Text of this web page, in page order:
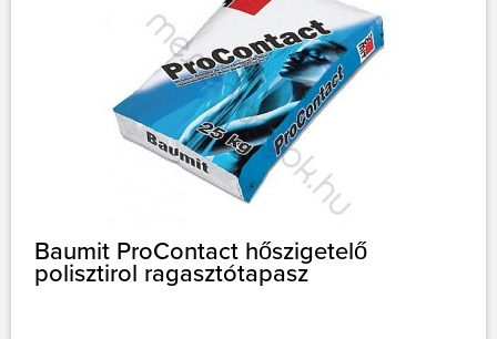
Baumit ProContact hőszigetelő
polisztirol ragasztótapasz